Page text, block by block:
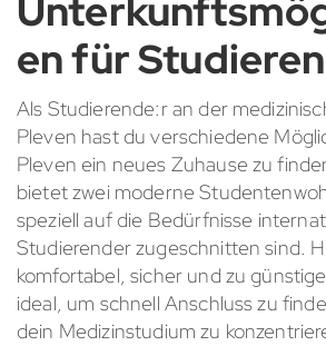
en für
Als Studierende:r an der
Pleven hast du verschiedene
Pleven ein neues Zuhause zu
bietet zwei moderne
speziell auf die Bedürfnisse
Studierender zugeschnitten sind.
komfortabel, sicher und zu
ideal, um schnell Anschluss zu
dein Medizinstudium zu